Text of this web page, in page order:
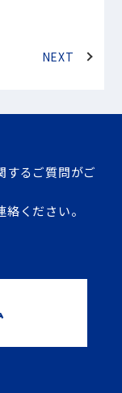
NEXT
するご質問がご
ください。